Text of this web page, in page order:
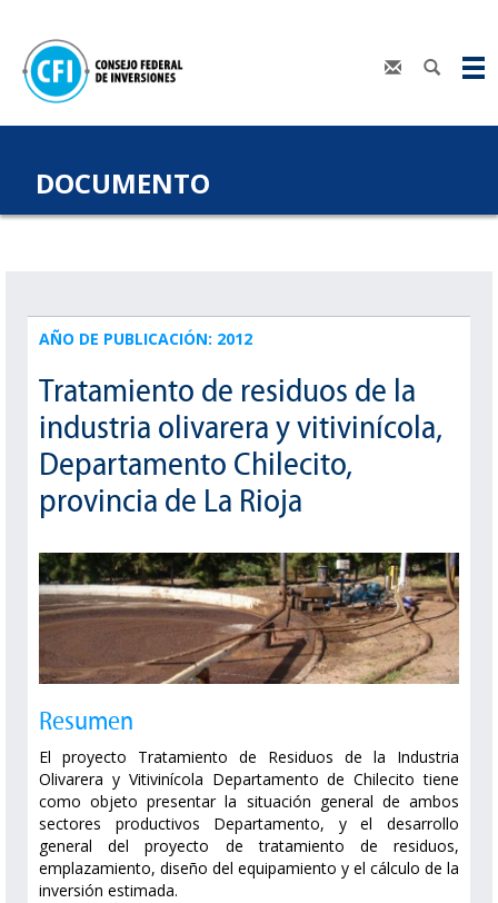
DOCUMENTO
AÑO DE PUBLICACIÓN: 2012
Tratamiento de residuos de la
industria olivarera y vitivinícola,
Departamento Chilecito,
provincia de La Rioja
Resumen
El proyecto Tratamiento de Residuos de la Industria
Olivarera y Vitivinícola Departamento de Chilecito tiene
como objeto presentar la situación general de ambos
sectores productivos Departamento, y el desarrollo
general del proyecto de tratamiento de residuos,
emplazamiento, diseño del equipamiento y el cálculo de la
inversión estimada.